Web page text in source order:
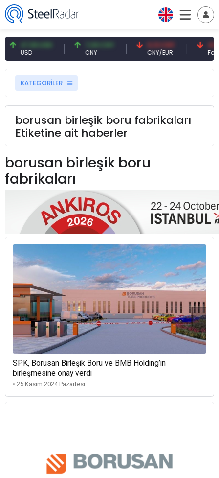
47,59 USD 7,09 CNY
CNY
0,13 CNY
CNY/EUR
41,53
KATEGORİLER
borusan birleşik boru fabrikaları
Etiketine ait haberler
borusan birleşik boru
fabrikaları
SPK, Borusan Birleşik Boru ve BMB Holding’in
birleşmesine onay verdi
• 25 Kasım 2024 Pazartesi